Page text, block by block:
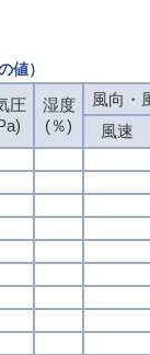
）
圧
湿度
(％)
風向・
風速